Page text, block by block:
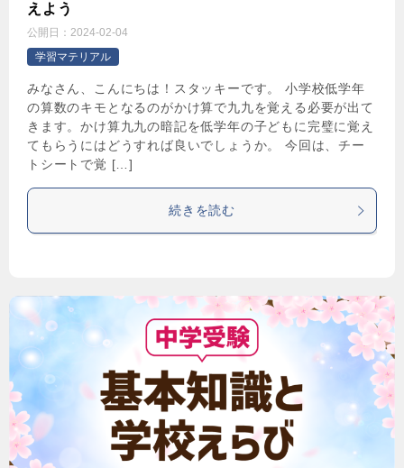
えよう
公開日： 2024-02-04
学習マテリアル
みなさん、こんにちは！スタッキーです。 小学校低学年
の算数のキモとなるのがかけ算で九九を覚える必要が出て
きます。かけ算九九の暗記を低学年の子どもに完璧に覚え
てもらうにはどうすれば良いでしょうか。 今回は、チー
トシートで覚 […]
続きを読む